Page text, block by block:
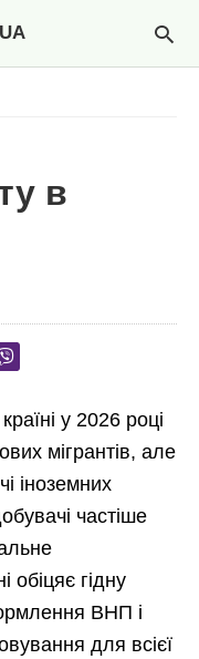
в
у 2026 році
мігрантів, але
іноземних
частіше
обіцяє гідну
ВНП і
для всієї